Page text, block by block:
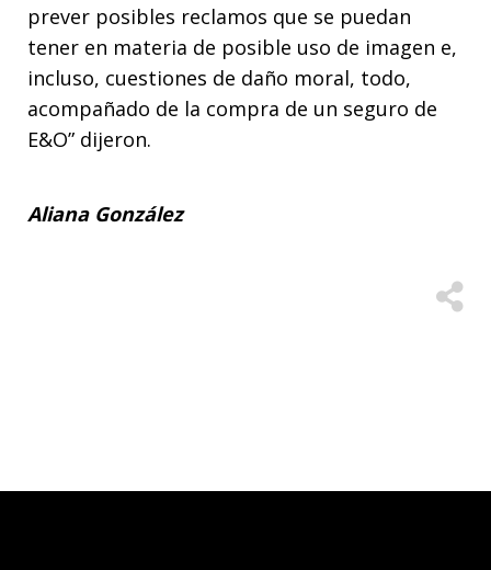
prever posibles reclamos que se puedan
tener en materia de posible uso de imagen e,
incluso, cuestiones de daño moral, todo,
acompañado de la compra de un seguro de
E&O” dijeron.
Aliana González